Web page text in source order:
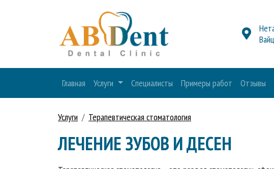
Главная Услуги Специалисты Примеры работ Отзывы
Услуги Терапевтическая стоматология
ЛЕЧЕНИЕ ЗУБОВ И ДЕСЕН